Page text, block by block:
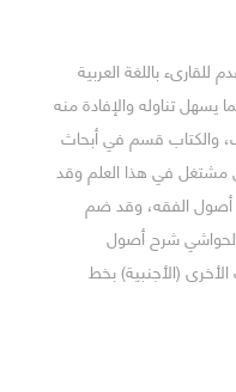
باللغة العربية
يسهل تناوله والإفادة منه
والكتاب قسم في أبحاث
مشتغل في هذا العلم وقد
أصول الفقه، وقد ضم
شرح أصول
(الأجنبية) بخط